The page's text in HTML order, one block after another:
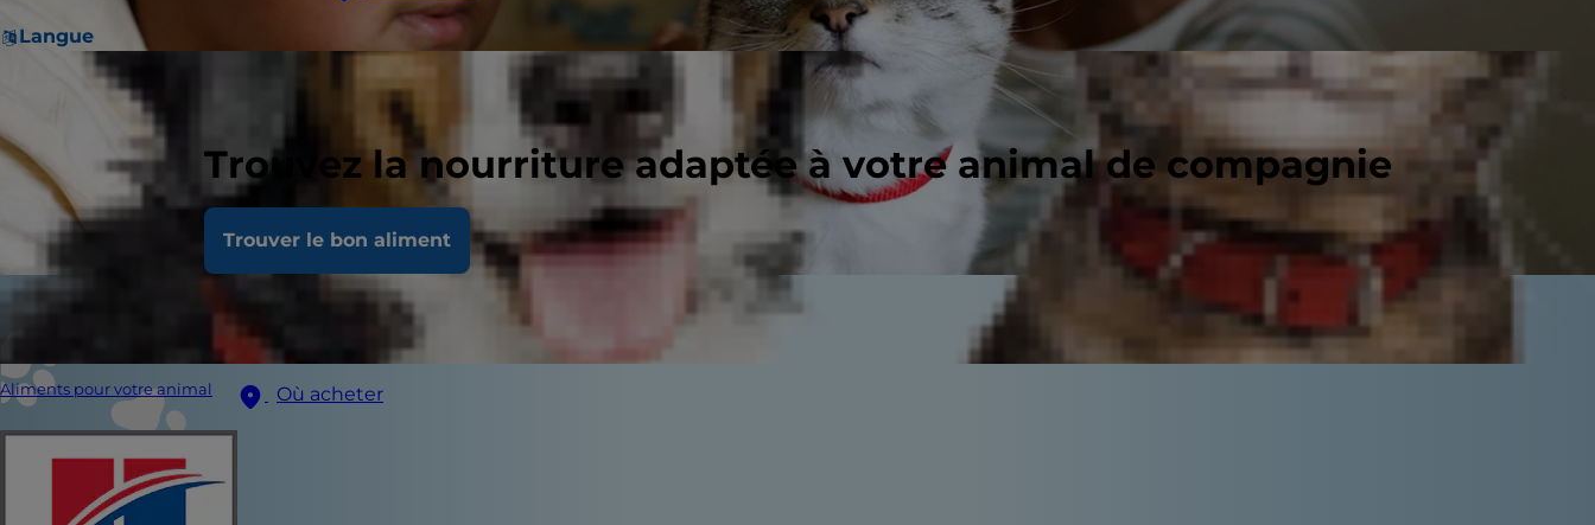
Langue
Trouvez la nourriture adaptée à votre animal de compagnie
Trouver le bon aliment
Aliments pour votre animal Où acheter